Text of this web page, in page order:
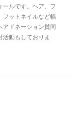
ールです。ヘア、フ
フットネイルなど幅
アドネーション賛同
動もしておりま